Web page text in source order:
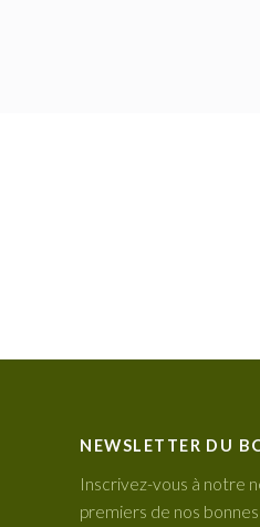
NEWSLETTER DU
Inscrivez-vous à notre
premiers de nos